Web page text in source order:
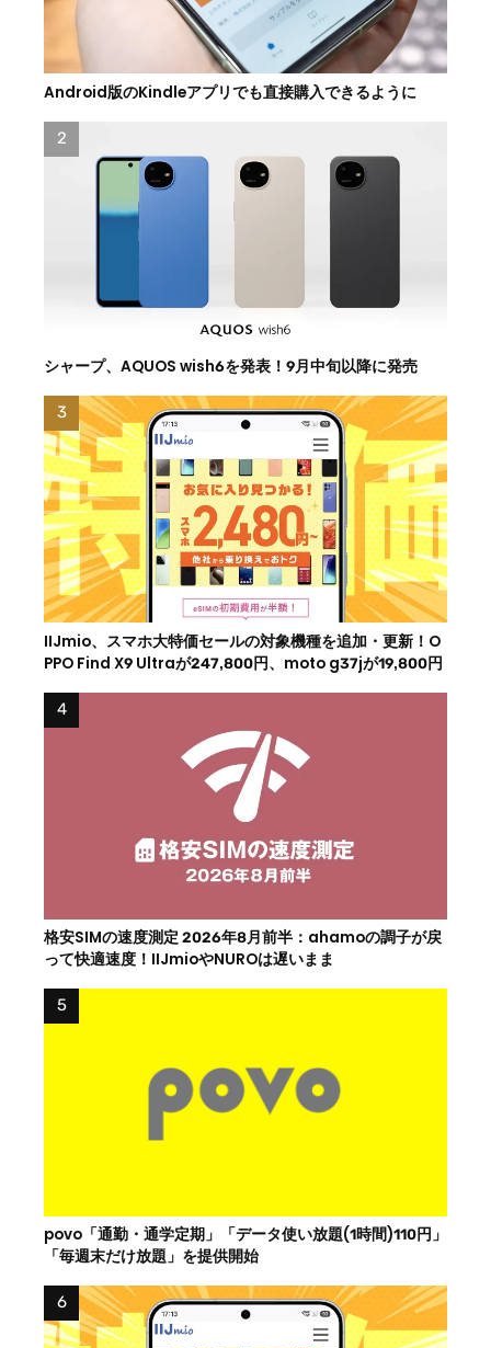
Android版のKindleアプリでも直接購入できるように
シャープ、AQUOS wish6を発表！9月中旬以降に発売
IIJmio、スマホ大特価セールの対象機種を追加・更新！O
PPO Find X9 Ultraが247,800円、moto g37jが19,800円
格安SIMの速度測定 2026年8月前半：ahamoの調子が戻
って快適速度！IIJmioやNUROは遅いまま
povo「通勤・通学定期」「データ使い放題(1時間)110円」
「毎週末だけ放題」を提供開始